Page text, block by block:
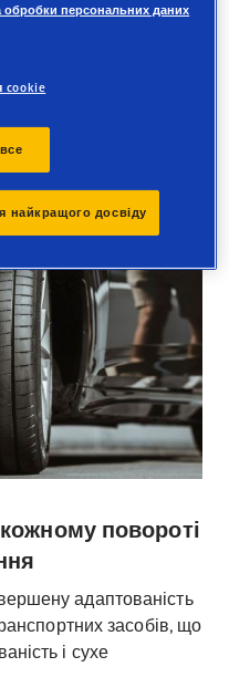
повороті
адаптованість
засобів, що
і сухе
обробки персональних даних
cookie
найкращого досвіду